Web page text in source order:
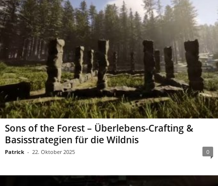
Sons of the Forest – Überlebens-Crafting &
Basisstrategien für die Wildnis
Patrick - 22. Oktober 2025 0